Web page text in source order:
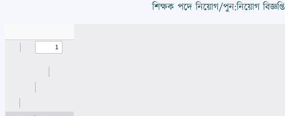
শিক্ষক পদে নিয়োগ/পুন:নিয়োগ বিজ্ঞপ্তি